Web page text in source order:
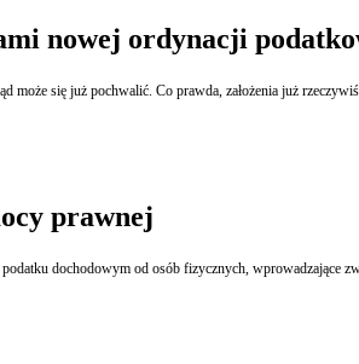
nowej ordynacji
prawnej